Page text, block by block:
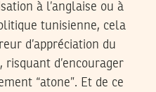
à l’anglaise ou à
tunisienne, cela
d’appréciation du
d’encourager
“atone”. Et de ce